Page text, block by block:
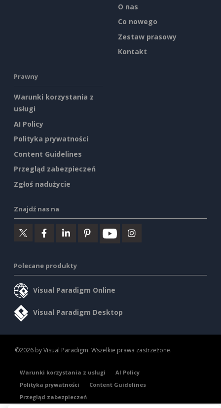
O nas
Co nowego
Zestaw prasowy
Kontakt
Prawny
Warunki korzystania z
usługi
AI Policy
Polityka prywatności
Content Guidelines
Przegląd zabezpieczeń
Zgłoś nadużycie
Znajdź nas na
Polecane produkty
Visual Paradigm Online
Visual Paradigm Desktop
©2026 by Visual Paradigm. Wszelkie prawa zastrzeżone.
Warunki korzystania z usługi
AI Policy
Polityka prywatności
Content Guidelines
Przegląd zabezpieczeń